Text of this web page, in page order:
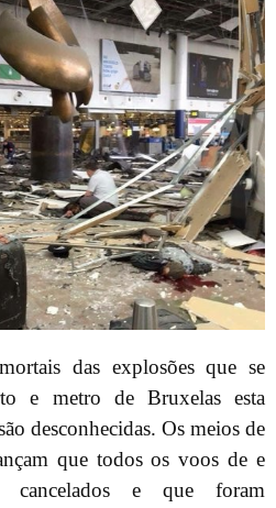
das explosões que se
e metro de Bruxelas esta
desconhecidas. Os meios de
que todos os voos de e
cancelados e que foram